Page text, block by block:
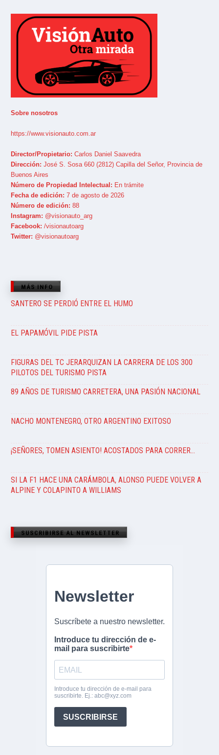
Sobre nosotros
https://www.visionauto.com.ar
Director/Propietario: Carlos Daniel Saavedra
Dirección: José S. Sosa 660 (2812) Capilla del Señor, Provincia de
Buenos Aires
Número de Propiedad Intelectual: En trámite
Fecha de edición: 7 de agosto de 2026
Número de edición: 88
Instagram: @visionauto_arg
Facebook: /visionautoarg
Twitter: @visionautoarg
MÁS INFO
SANTERO SE PERDIÓ ENTRE EL HUMO
EL PAPAMÓVIL PIDE PISTA
FIGURAS DEL TC JERARQUIZAN LA CARRERA DE LOS 300
PILOTOS DEL TURISMO PISTA
89 AÑOS DE TURISMO CARRETERA, UNA PASIÓN NACIONAL
NACHO MONTENEGRO, OTRO ARGENTINO EXITOSO
¡SEÑORES, TOMEN ASIENTO! ACOSTADOS PARA CORRER…
SI LA F1 HACE UNA CARÁMBOLA, ALONSO PUEDE VOLVER A
ALPINE Y COLAPINTO A WILLIAMS
SUSCRIBIRSE AL NEWSLETTER